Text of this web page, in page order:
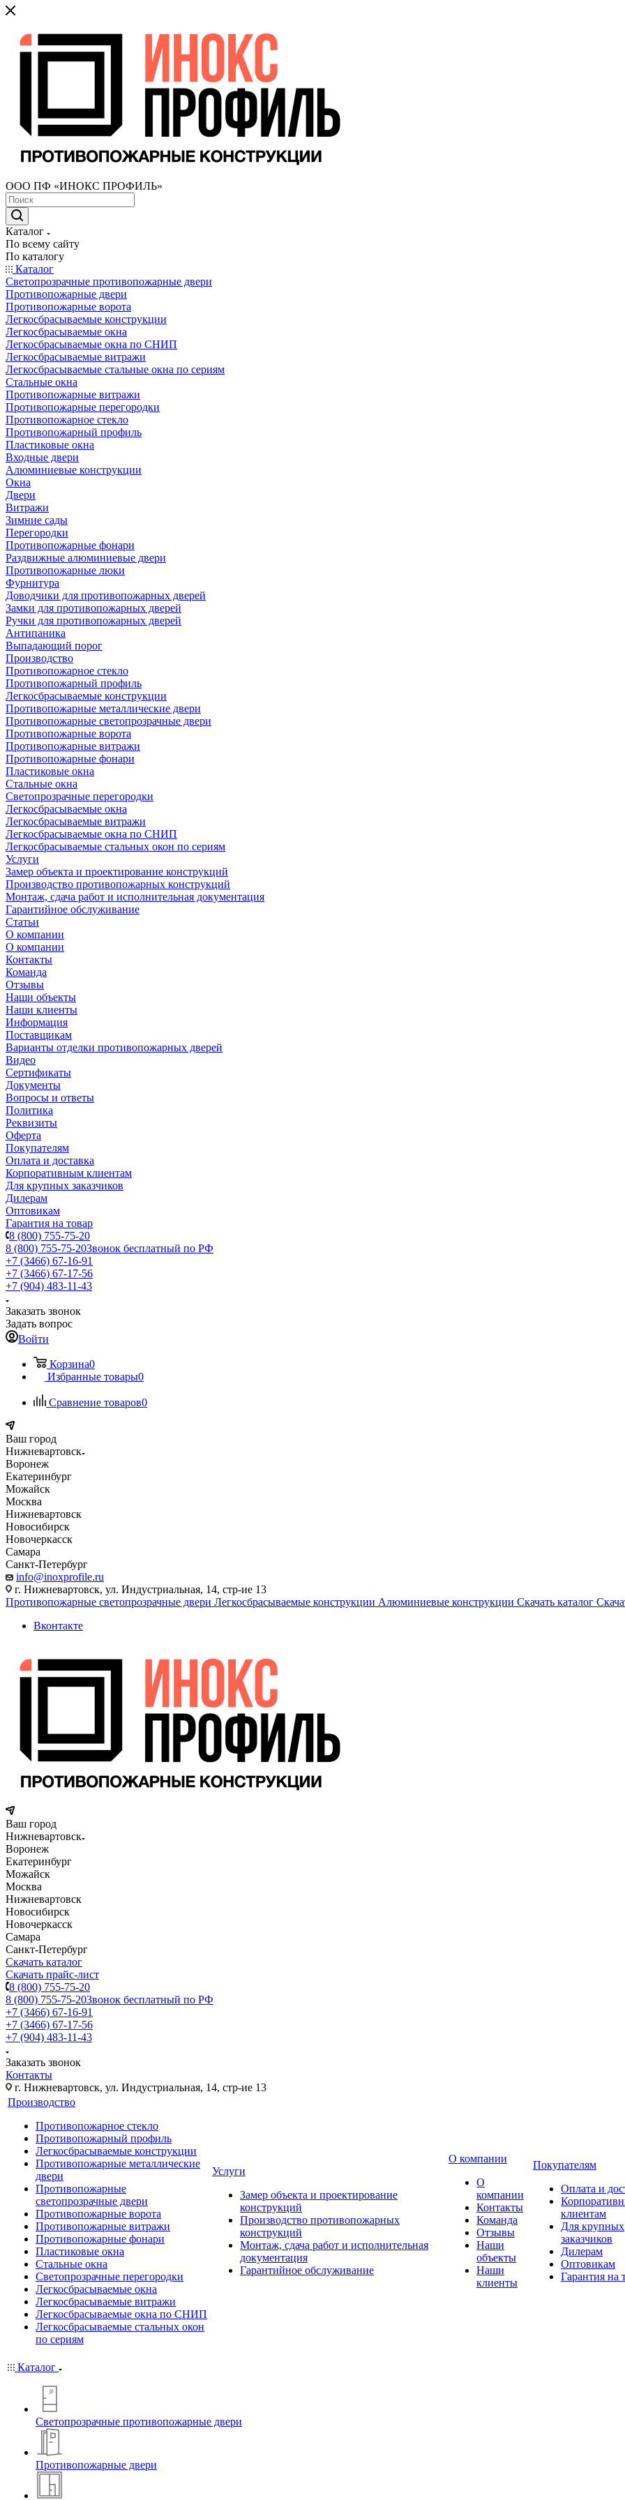
ООО ПФ «ИНОКС ПРОФИЛЬ»
Каталог
По всему сайту
По каталогу
Каталог
Светопрозрачные противопожарные двери
Противопожарные двери
Противопожарные ворота
Легкосбрасываемые конструкции
Легкосбрасываемые окна
Легкосбрасываемые окна по СНИП
Легкосбрасываемые витражи
Легкосбрасываемые стальные окна по сериям
Стальные окна
Противопожарные витражи
Противопожарные перегородки
Противопожарное стекло
Противопожарный профиль
Пластиковые окна
Входные двери
Алюминиевые конструкции
Окна
Двери
Витражи
Зимние сады
Перегородки
Противопожарные фонари
Раздвижные алюминиевые двери
Противопожарные люки
Фурнитура
Доводчики для противопожарных дверей
Замки для противопожарных дверей
Ручки для противопожарных дверей
Антипаника
Выпадающий порог
Производство
Противопожарное стекло
Противопожарный профиль
Легкосбрасываемые конструкции
Противопожарные металлические двери
Противопожарные светопрозрачные двери
Противопожарные ворота
Противопожарные витражи
Противопожарные фонари
Пластиковые окна
Стальные окна
Светопрозрачные перегородки
Легкосбрасываемые окна
Легкосбрасываемые витражи
Легкосбрасываемые окна по СНИП
Легкосбрасываемые стальных окон по сериям
Услуги
Замер объекта и проектирование конструкций
Производство противопожарных конструкций
Монтаж, сдача работ и исполнительная документация
Гарантийное обслуживание
Статьи
О компании
О компании
Контакты
Команда
Отзывы
Наши объекты
Наши клиенты
Информация
Поставщикам
Варианты отделки противопожарных дверей
Видео
Сертификаты
Документы
Вопросы и ответы
Политика
Реквизиты
Оферта
Покупателям
Оплата и доставка
Корпоративным клиентам
Для крупных заказчиков
Дилерам
Оптовикам
Гарантия на товар
8 (800) 755-75-20
8 (800) 755-75-20Звонок бесплатный по РФ
+7 (3466) 67-16-91
+7 (3466) 67-17-56
+7 (904) 483-11-43
Заказать звонок
Задать вопрос
Войти
Корзина0
Избранные товары0
Сравнение товаров0
Ваш город
Нижневартовск
Воронеж
Екатеринбург
Можайск
Москва
Нижневартовск
Новосибирск
Новочеркасск
Самара
Санкт-Петербург
info@inoxprofile.ru
г. Нижневартовск, ул. Индустриальная, 14, стр-ие 13
Противопожарные светопрозрачные двери Легкосбрасываемые конструкции Алюминиевые конструкции Скачать каталог
Вконтакте
Ваш город
Нижневартовск
Воронеж
Екатеринбург
Можайск
Москва
Нижневартовск
Новосибирск
Новочеркасск
Самара
Санкт-Петербург
Скачать каталог
Скачать прайс-лист
8 (800) 755-75-20
8 (800) 755-75-20Звонок бесплатный по РФ
+7 (3466) 67-16-91
+7 (3466) 67-17-56
+7 (904) 483-11-43
Заказать звонок
Контакты
г. Нижневартовск, ул. Индустриальная, 14, стр-ие 13
Производство
Противопожарное стекло
Противопожарный профиль
Легкосбрасываемые конструкции
Противопожарные металлические
двери
Противопожарные
светопрозрачные двери
Противопожарные ворота
Противопожарные витражи
Противопожарные фонари
Пластиковые окна
Стальные окна
Светопрозрачные перегородки
Легкосбрасываемые окна
Легкосбрасываемые витражи
Легкосбрасываемые окна по СНИП
Легкосбрасываемые стальных окон
по сериям
Услуги
Замер объекта и проектирование
конструкций
Производство противопожарных
конструкций
Монтаж, сдача работ и исполнительная
документация
Гарантийное обслуживание
О компании
О
компании
Контакты
Команда
Отзывы
Наши
объекты
Наши
клиенты
Покупателям
Оплата и
клиентам
Для крупных
заказчиков
Дилерам
Оптовикам
Гарантия на
Каталог
Светопрозрачные противопожарные двери
Противопожарные двери